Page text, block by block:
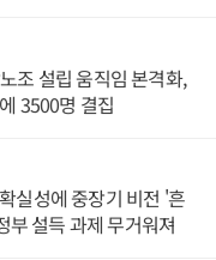
조 설립 움직임 본격화,
3500명 결집
실성에 중장기 비전 '흔
부 설득 과제 무거워져